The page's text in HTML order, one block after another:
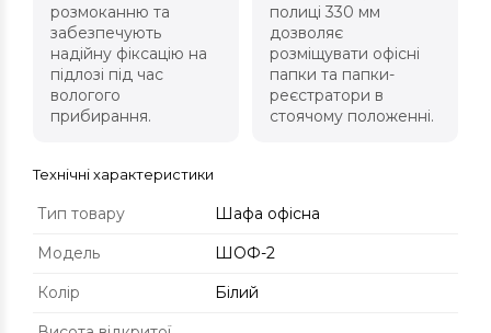
розмоканню та
забезпечують
надійну фіксацію на
підлозі під час
вологого
прибирання.
полиці 330 мм
дозволяє
розміщувати офісні
папки та папки-
реєстратори в
стоячому положенні.
Технічні характеристики
Тип товару
Шафа офісна
Модель
ШОФ-2
Колір
Білий